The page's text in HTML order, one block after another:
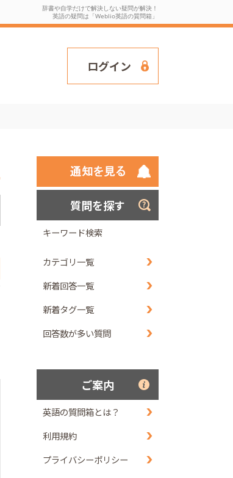
辞書や自学だけで解決しない疑問が解決！
英語の疑問は「Weblio英語の質問箱」
ログイン
質問を探す
キーワード検索
カテゴリ一覧
新着回答一覧
新着タグ一覧
回答数が多い質問
ご案内
英語の質問箱とは？
利用規約
プライバシーポリシー